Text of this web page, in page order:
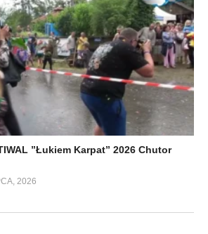
”Łukiem Karpat” 2026 Chutor
2026